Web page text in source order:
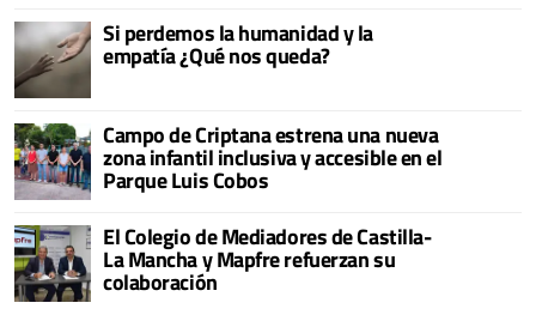
Si perdemos la humanidad y la
empatía ¿Qué nos queda?
Campo de Criptana estrena una nueva
zona infantil inclusiva y accesible en el
Parque Luis Cobos
El Colegio de Mediadores de Castilla-
La Mancha y Mapfre refuerzan su
colaboración